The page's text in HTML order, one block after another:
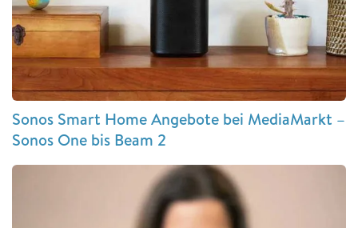
Sonos Smart Home Angebote bei MediaMarkt –
Sonos One bis Beam 2